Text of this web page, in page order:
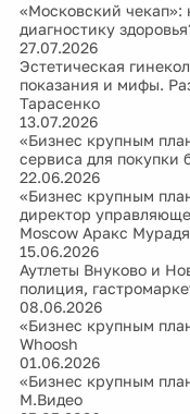
«Московский чекап»:
диагностику
27.07.2026
Эстетическая
показания и мифы.
Тарасенко
13.07.2026
«Бизнес крупным
сервиса для покупки
22.06.2026
«Бизнес крупным
директор
Moscow Аракс
15.06.2026
Аутлеты Внуково и
полиция,
08.06.2026
«Бизнес крупным
Whoosh
01.06.2026
«Бизнес крупным
М.Видео